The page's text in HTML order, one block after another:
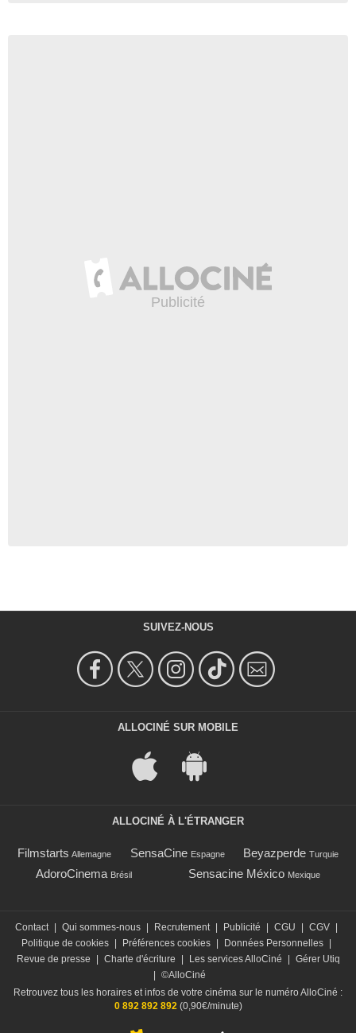
SUIVEZ-NOUS
ALLOCINÉ SUR MOBILE
ALLOCINÉ À L'ÉTRANGER
Filmstarts Allemagne SensaCine Espagne Beyazperde Turquie
AdoroCinema Brésil Sensacine México Mexique
Contact Qui sommes-nous Recrutement Publicité CGU CGV
Politique de cookies
Préférences cookies Données Personnelles
Revue de presse
Charte d'écriture Les services AlloCiné
Gérer Utiq
©AlloCiné
Retrouvez tous les horaires et infos de votre cinéma sur le numéro AlloCiné :
0 892 892 892(0,90€/minute)